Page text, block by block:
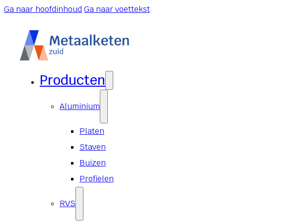
Ga naar hoofdinhoudGa naar voettekst
Producten
Aluminium
Platen
Staven
Buizen
Profielen
RVS